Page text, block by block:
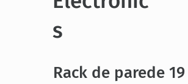
s
Rack de parede 19